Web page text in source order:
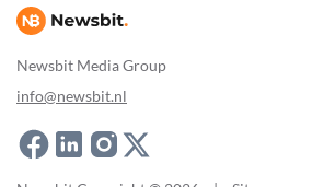
Newsbit Media Group
info@newsbit.nl